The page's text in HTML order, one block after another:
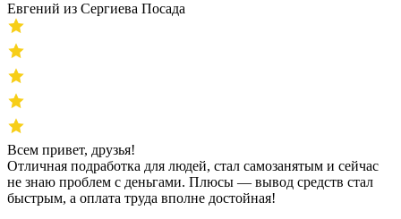
Евгений из Сергиева Посада
Всем привет, друзья!
Отличная подработка для людей, стал самозанятым и сейчас
не знаю проблем с деньгами. Плюсы — вывод средств стал
быстрым, а оплата труда вполне достойная!